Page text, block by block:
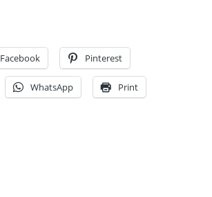
Facebook Pinterest
WhatsApp Print